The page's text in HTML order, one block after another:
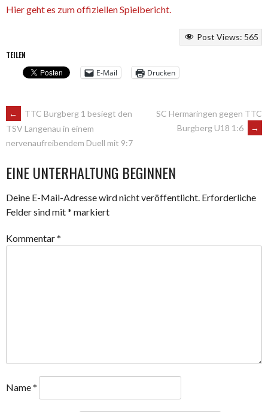
Hier geht es zum offiziellen Spielbericht.
Post Views: 565
TEILEN
E-Mail
Drucken
ARTIKEL-
NAVIGATION
←
TTC Burgberg 1 besiegt den
TSV Langenau in einem
nervenaufreibendem Duell mit 9:7
SC Hermaringen gegen TTC
Burgberg U18 1:6
→
EINE UNTERHALTUNG BEGINNEN
Deine E-Mail-Adresse wird nicht veröffentlicht. Erforderliche
Felder sind mit* markiert
Kommentar*
Name*